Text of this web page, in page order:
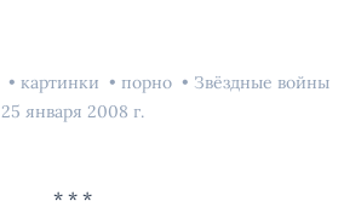
картинки порно
Звёздные войны
25 января 2008 г.